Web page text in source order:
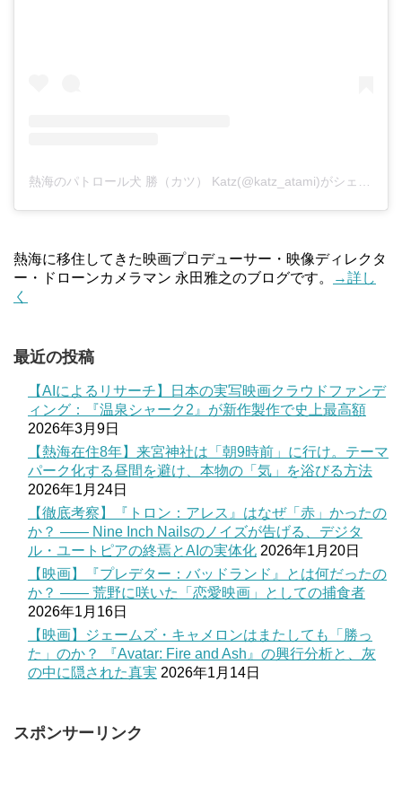
熱海に移住してきた映画プロデューサー・映像ディレクタ
ー・ドローンカメラマン 永田雅之のブログです。
→詳し
く
最近の投稿
【AIによるリサーチ】日本の実写映画クラウドファンデ
ィング：『温泉シャーク2』が新作製作で史上最高額
2026年3月9日
【熱海在住8年】来宮神社は「朝9時前」に行け。テーマ
パーク化する昼間を避け、本物の「気」を浴びる方法
2026年1月24日
【徹底考察】『トロン：アレス』はなぜ「赤」かったの
か？ —— Nine Inch Nailsのノイズが告げる、デジタ
ル・ユートピアの終焉とAIの実体化 2026年1月20日
【映画】『プレデター：バッドランド』とは何だったの
か？ —— 荒野に咲いた「恋愛映画」としての捕食者
2026年1月16日
【映画】ジェームズ・キャメロンはまたしても「勝っ
た」のか？ 『Avatar: Fire and Ash』の興行分析と、灰
の中に隠された真実 2026年1月14日
スポンサーリンク